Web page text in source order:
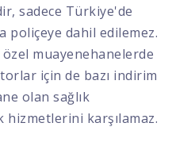
sadece Türkiye'de
poliçeye dahil edilemez.
muayenehanelerde
için de bazı indirim
olan sağlık
hizmetlerini karşılamaz.